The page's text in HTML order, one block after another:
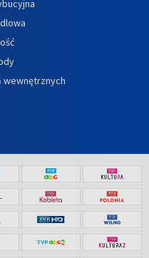
wewnętrznych